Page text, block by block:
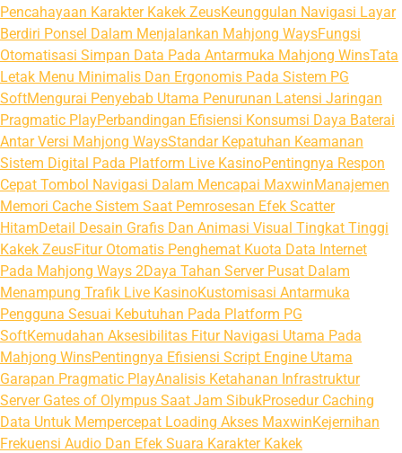
Pencahayaan Karakter Kakek ZeusKeunggulan Navigasi Layar
Berdiri Ponsel Dalam Menjalankan Mahjong WaysFungsi
Otomatisasi Simpan Data Pada Antarmuka Mahjong WinsTata
Letak Menu Minimalis Dan Ergonomis Pada Sistem PG
SoftMengurai Penyebab Utama Penurunan Latensi Jaringan
Pragmatic PlayPerbandingan Efisiensi Konsumsi Daya Baterai
Antar Versi Mahjong WaysStandar Kepatuhan Keamanan
Sistem Digital Pada Platform Live KasinoPentingnya Respon
Cepat Tombol Navigasi Dalam Mencapai MaxwinManajemen
Memori Cache Sistem Saat Pemrosesan Efek Scatter
HitamDetail Desain Grafis Dan Animasi Visual Tingkat Tinggi
Kakek ZeusFitur Otomatis Penghemat Kuota Data Internet
Pada Mahjong Ways 2Daya Tahan Server Pusat Dalam
Menampung Trafik Live KasinoKustomisasi Antarmuka
Pengguna Sesuai Kebutuhan Pada Platform PG
SoftKemudahan Aksesibilitas Fitur Navigasi Utama Pada
Mahjong WinsPentingnya Efisiensi Script Engine Utama
Garapan Pragmatic PlayAnalisis Ketahanan Infrastruktur
Server Gates of Olympus Saat Jam SibukProsedur Caching
Data Untuk Mempercepat Loading Akses MaxwinKejernihan
Frekuensi Audio Dan Efek Suara Karakter Kakek